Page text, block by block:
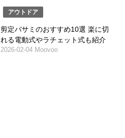
アウトドア
剪定バサミのおすすめ10選 楽に切
れる電動式やラチェット式も紹介
2026-02-04 Moovoo